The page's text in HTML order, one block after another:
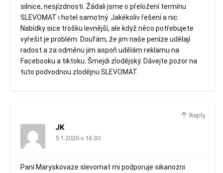
silnice, nesjízdnosti. Žádali jsme o přeložení termínu
SLEVOMAT i hotel samotný. Jakékoliv řešení a nic.
Nabídky sice trošku levnější, ale když něco potřebujete
vyřešit je problém. Doufám, že jim naše peníze udělají
radost a za odměnu jim aspoň udělám reklamu na
Facebooku a tiktoku. Šmejdi zlodějský. Dávejte pozor na
tuto podvodnou zlodějnu SLEVOMAT.
Reply
JK
5.1.2026 v 16:30
Paní Maryskovaze slevomat mi podporuje sikanozni